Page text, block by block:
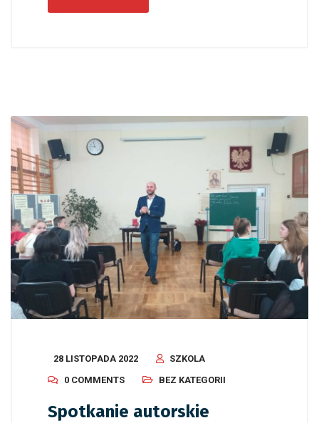
28 LISTOPADA 2022
SZKOLA
0 COMMENTS
BEZ KATEGORII
Spotkanie autorskie